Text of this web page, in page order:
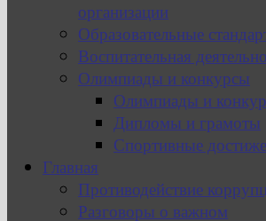
организации
Образовательные
Воспитательная
Олимпиады и конкурсы
Олимпиады и
Дипломы и грамоты
Спортивные
Главная
Противодействие
Разговоры о важном